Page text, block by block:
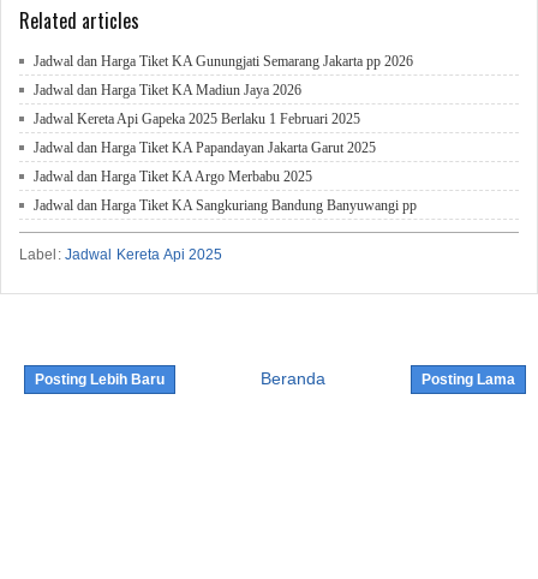
Related articles
Jadwal dan Harga Tiket KA Gunungjati Semarang Jakarta pp 2026
Jadwal dan Harga Tiket KA Madiun Jaya 2026
Jadwal Kereta Api Gapeka 2025 Berlaku 1 Februari 2025
Jadwal dan Harga Tiket KA Papandayan Jakarta Garut 2025
Jadwal dan Harga Tiket KA Argo Merbabu 2025
Jadwal dan Harga Tiket KA Sangkuriang Bandung Banyuwangi pp
Label: Jadwal Kereta Api 2025
Posting Lebih Baru Posting Lama
Beranda